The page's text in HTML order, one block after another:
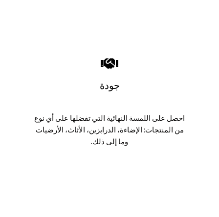
جودة
احصل على اللمسة النهائية التي تفضلها على أي نوع
من المنتجات: الإضاءة، الدرابزين، الأثاث، الأرضيات
وما إلى ذلك.